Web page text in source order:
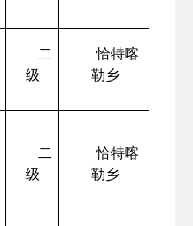
二
级
恰特喀
勒乡
二
级
恰特喀
勒乡